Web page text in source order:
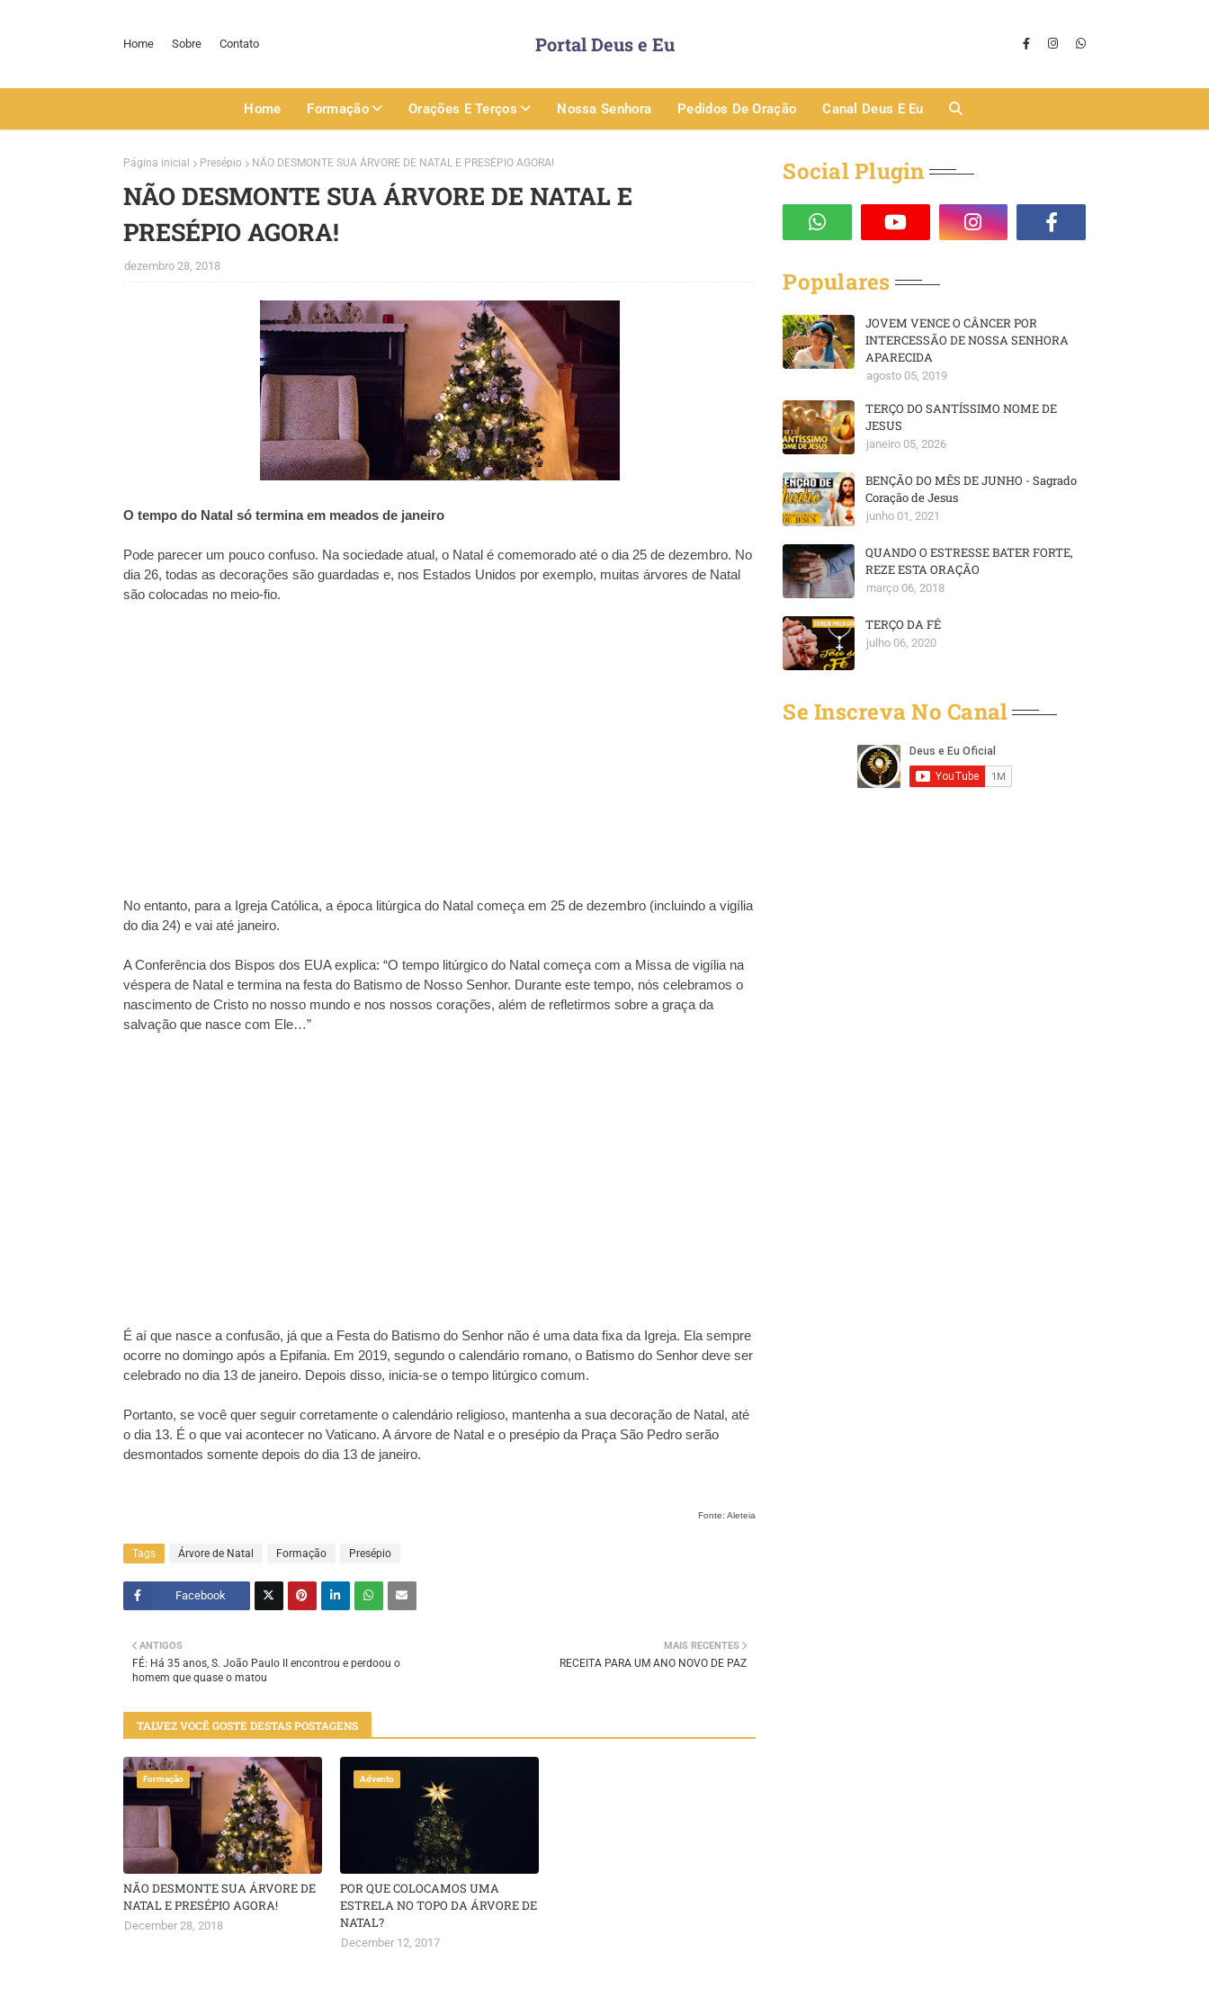
Home Sobre Contato Portal Deus e Eu
Home Formação Orações E Terços Nossa Senhora Pedidos De Oração Canal Deus E Eu
Página inicial Presépio NÃO DESMONTE SUA ÁRVORE DE NATAL E PRESÉPIO AGORA!
NÃO DESMONTE SUA ÁRVORE DE NATAL E
PRESÉPIO AGORA!
dezembro 28, 2018
O tempo do Natal só termina em meados de janeiro
Pode parecer um pouco confuso. Na sociedade atual, o Natal é comemorado até o dia 25 de dezembro. No
dia 26, todas as decorações são guardadas e, nos Estados Unidos por exemplo, muitas árvores de Natal
são colocadas no meio-fio.
No entanto, para a Igreja Católica, a época litúrgica do Natal começa em 25 de dezembro (incluindo a vigília
do dia 24) e vai até janeiro.
A Conferência dos Bispos dos EUA explica: “O tempo litúrgico do Natal começa com a Missa de vigília na
véspera de Natal e termina na festa do Batismo de Nosso Senhor. Durante este tempo, nós celebramos o
nascimento de Cristo no nosso mundo e nos nossos corações, além de refletirmos sobre a graça da
salvação que nasce com Ele…”
É aí que nasce a confusão, já que a Festa do Batismo do Senhor não é uma data fixa da Igreja. Ela sempre
ocorre no domingo após a Epifania. Em 2019, segundo o calendário romano, o Batismo do Senhor deve ser
celebrado no dia 13 de janeiro. Depois disso, inicia-se o tempo litúrgico comum.
Portanto, se você quer seguir corretamente o calendário religioso, mantenha a sua decoração de Natal, até
o dia 13. É o que vai acontecer no Vaticano. A árvore de Natal e o presépio da Praça São Pedro serão
desmontados somente depois do dia 13 de janeiro.
Fonte: Aleteia
Tags Árvore de Natal Formação Presépio
Facebook
MAIS RECENTES
RECEITA PARA UM ANO NOVO DE PAZ
ANTIGOS
FÉ: Há 35 anos, S. João Paulo II encontrou e perdoou o
homem que quase o matou
TALVEZ VOCÊ GOSTE DESTAS POSTAGENS
Formação
NÃO DESMONTE SUA ÁRVORE DE
NATAL E PRESÉPIO AGORA!
December 28, 2018
Advento
POR QUE COLOCAMOS UMA
ESTRELA NO TOPO DA ÁRVORE DE
NATAL?
December 12, 2017
Social Plugin
Populares
JOVEM VENCE O CÂNCER POR
INTERCESSÃO DE NOSSA SENHORA
APARECIDA
agosto 05, 2019
TERÇO DO SANTÍSSIMO NOME DE
JESUS
janeiro 05, 2026
BENÇÃO DO MÊS DE JUNHO - Sagrado
Coração de Jesus
junho 01, 2021
QUANDO O ESTRESSE BATER FORTE,
REZE ESTA ORAÇÃO
março 06, 2018
TERÇO DA FÉ
julho 06, 2020
Se Inscreva No Canal